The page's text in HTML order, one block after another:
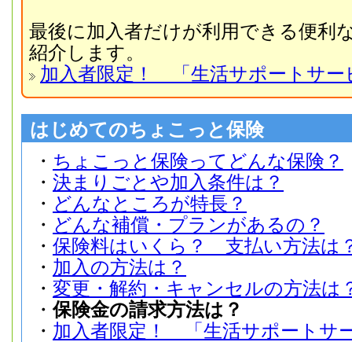
最後に加入者だけが利用できる便利
紹介します。
加入者限定！ 「生活サポートサー
はじめてのちょこっと保険
・ ちょこっと保険ってどんな保険？
・ 決まりごとや加入条件は？
・ どんなところが特長？
・ どんな補償・プランがあるの？
・ 保険料はいくら？ 支払い方法は
・ 加入の方法は？
・ 変更・解約・キャンセルの方法は
・保険金の請求方法は？
・ 加入者限定！ 「生活サポートサ